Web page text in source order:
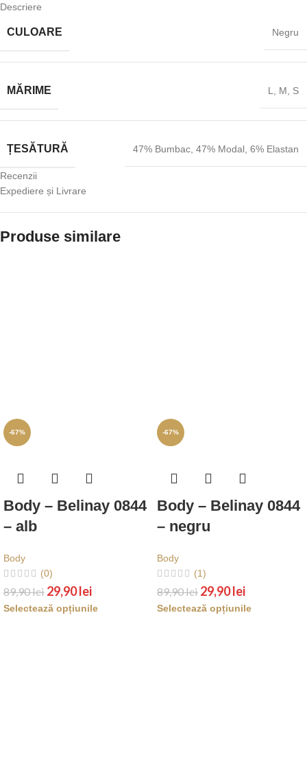
Descriere
CULOARE Negru
MĂRIME L M S
ȚESĂTURĂ 47% Bumbac 47% Modal 6% Elastan
Recenzii
Expediere și Livrare
Produse similare
-67%
Body – Belinay 0844
– alb
Body
(0)
89,90lei 29,90lei
Selectează opțiunile
-67%
Body – Belinay 0844
– negru
Body
(1)
89,90lei 29,90lei
Selectează opțiunile